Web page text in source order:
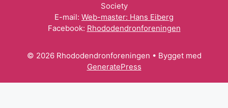
Society
E-mail: Web-master: Hans Eiberg
Facebook: Rhododendronforeningen
© 2026 Rhododendronforeningen • Bygget med
GeneratePress